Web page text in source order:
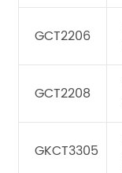
GCT2206
GCT2208
GKCT3305